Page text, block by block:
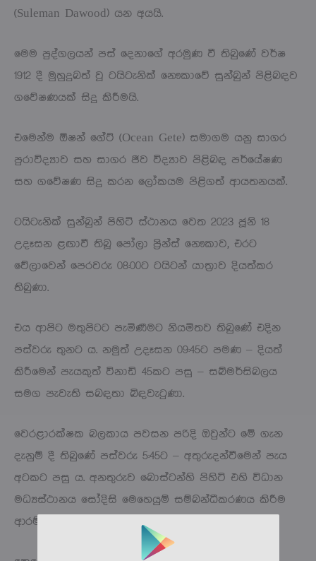
(Suleman Dawood) යන අයයි.
මෙම පුද්ගලයන් පස් දෙනාගේ අරමුණ වී තිබුණේ වර්ෂ
1912 දී මුහුදුබත් වූ ටයිටැනික් නෞකාවේ සුන්බුන් පිළිබඳව
ගවේෂණයක් සිදු කිරීමයි.
එමෙන්ම ඕෂන් ගේට් (Ocean Gete) සමාගම යනු සාගර
පුරාවිද්‍යාව සහ සාගර ජීව විද්‍යාව පිළිබඳ පර්යේෂණ
සහ ගවේෂණ සිදු කරන ලෝකයම පිළිගත් ආයතනයක්.
ටයිටැනික් සුන්බුන් පිහිටි ස්ථානය වෙත 2023 ජූනි 18
උදෑසන ළඟාවී තිබූ පෝලා ප්‍රින්ස් නෞකාව, එරට
වේලාවෙන් පෙරවරු 08:00ට ටයිටන් යාත්‍රාව දියත්කර
තිබුණා.
එය ආපිට මතුපිටට පැමිණීමට නියමිතව තිබුණේ එදින
පස්වරු තුනට ය. නමුත් උදෑසන 09:45ට පමණ – දියත්
කිරීමෙන් පැයකුත් විනාඩි 45කට පසු – සබ්මර්සිබලය
සමග පැවැති සබඳතා බිඳවැටුණා.
වෙරළාරක්ෂක බලකාය පවසන පරිදි ඔවුන්ට මේ ගැන
දැනුම් දී තිබුණේ පස්වරු 5:45ට – අතුරුදන්වීමෙන් පැය
අටකට පසු ය. අනතුරුව බොස්ටන්හි පිහිටි එහි විධාන
මධ්‍යස්ථානය සෝදිසි මෙහෙයුම් සම්බන්ධීකරණය කිරීම
ආරම්භ කරනු ලැබුවා.